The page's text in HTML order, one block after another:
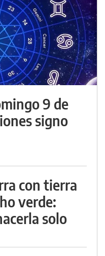
9 de
signo
con tierra
verde:
solo